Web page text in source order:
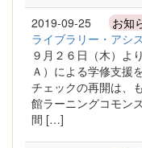
2019-09-25 お知
ライブラリー・アシ
９月２６日（木）よ
Ａ）による学修支援
チェックの再開は、
館ラーニングコモン
間 […]